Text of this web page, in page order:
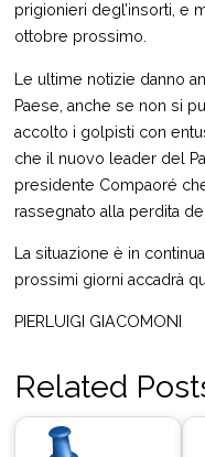
prigionieri degl’insorti, e
ottobre prossimo.
Le ultime notizie danno
Paese, anche se non si
accolto i golpisti con
che il nuovo leader del
presidente Compaoré
rassegnato alla perdita
La situazione è in
prossimi giorni accadrà
PIERLUIGI GIACOMONI
Related